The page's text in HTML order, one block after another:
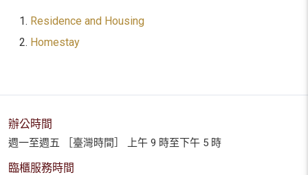
Residence and Housing
Homestay
辦公時間
週一至週五 ［臺灣時間］ 上午 9 時至下午 5 時
臨櫃服務時間